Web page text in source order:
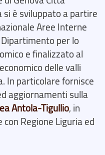
è sviluppato a partire
Aree Interne
per lo
e finalizzato al
delle valli
In particolare fornisce
aggiornamenti sulla
Antola-Tigullio, in
con Regione Liguria ed